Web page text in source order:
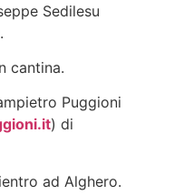
Sedilesu
cantina.
Puggioni
) di
ad Alghero.